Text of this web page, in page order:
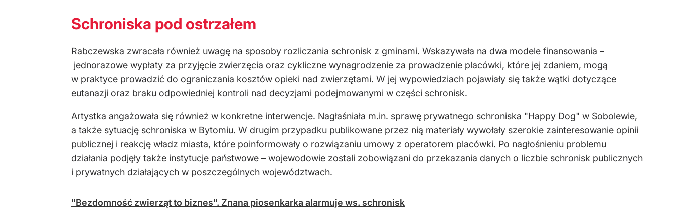
Schroniska pod ostrzałem
Rabczewska zwracała również uwagę na sposoby rozliczania schronisk z gminami. Wskazywała na dwa modele finansowania –
jednorazowe wypłaty za przyjęcie zwierzęcia oraz cykliczne wynagrodzenie za prowadzenie placówki, które jej zdaniem, mogą
w praktyce prowadzić do ograniczania kosztów opieki nad zwierzętami. W jej wypowiedziach pojawiały się także wątki dotyczące
eutanazji oraz braku odpowiedniej kontroli nad decyzjami podejmowanymi w części schronisk.
Artystka angażowała się również w konkretne interwencje. Nagłaśniała m.in. sprawę prywatnego schroniska "Happy Dog" w Sobolewie,
a także sytuację schroniska w Bytomiu. W drugim przypadku publikowane przez nią materiały wywołały szerokie zainteresowanie opinii
publicznej i reakcję władz miasta, które poinformowały o rozwiązaniu umowy z operatorem placówki. Po nagłośnieniu problemu
działania podjęły także instytucje państwowe – wojewodowie zostali zobowiązani do przekazania danych o liczbie schronisk publicznych
i prywatnych działających w poszczególnych województwach.
"Bezdomność zwierząt to biznes". Znana piosenkarka alarmuje ws. schronisk